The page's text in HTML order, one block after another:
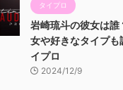
タイプロ
岩崎琉斗の彼女は誰
女や好きなタイプも
イプロ
2024/12/9